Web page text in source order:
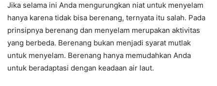
Jika selama ini Anda mengurungkan niat untuk menyelam
hanya karena tidak bisa berenang, ternyata itu salah. Pada
prinsipnya berenang dan menyelam merupakan aktivitas
yang berbeda. Berenang bukan menjadi syarat mutlak
untuk menyelam. Berenang hanya memudahkan Anda
untuk beradaptasi dengan keadaan air laut.